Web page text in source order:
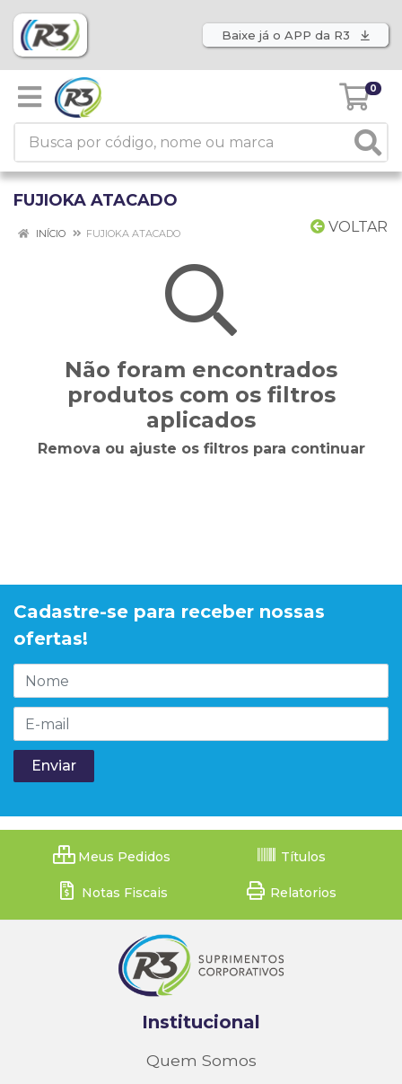
Baixe já o APP da R3
0
FUJIOKA ATACADO
VOLTAR
INÍCIO FUJIOKA ATACADO
Não foram encontrados
produtos com os filtros
aplicados
Remova ou ajuste os filtros para continuar
Cadastre-se para receber nossas
ofertas!
Meus Pedidos Títulos
Notas Fiscais Relatorios
Institucional
Quem Somos